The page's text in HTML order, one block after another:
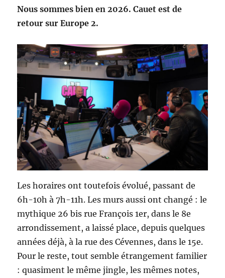
Nous sommes bien en 2026. Cauet est de
retour sur Europe 2.
Les horaires ont toutefois évolué, passant de
6h-10h à 7h-11h. Les murs aussi ont changé : le
mythique 26 bis rue François 1er, dans le 8e
arrondissement, a laissé place, depuis quelques
années déjà, à la rue des Cévennes, dans le 15e.
Pour le reste, tout semble étrangement familier
: quasiment le même jingle, les mêmes notes,